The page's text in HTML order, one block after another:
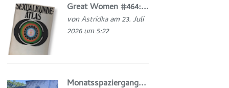
Great Women #464:...
vonAstridkaam 23. Juli
2026 um 5:22
Monatsspaziergang...